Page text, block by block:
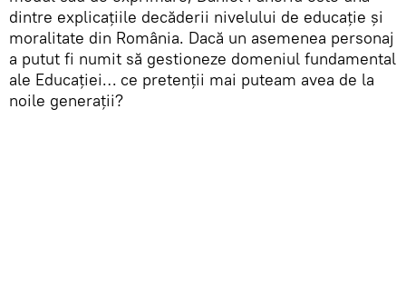
dintre explicațiile decăderii nivelului de educație și
moralitate din România. Dacă un asemenea personaj
a putut fi numit să gestioneze domeniul fundamental
ale Educației… ce pretenții mai puteam avea de la
noile generații?